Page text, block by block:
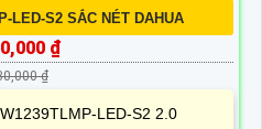
LED-S2 SẮC NÉT DAHUA
₫
₫
LED-S2 2.0